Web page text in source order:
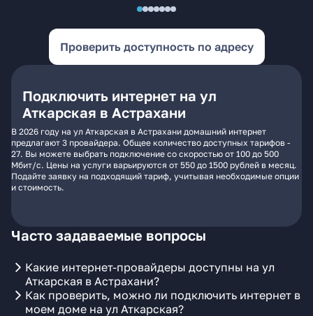
Проверить доступность по адресу
Подключить интернет на ул
Аткарская в Астрахани
В 2026 году на ул Аткарская в Астрахани домашний интернет
предлагают 3 провайдера. Общее количество доступных тарифов -
27. Вы можете выбрать подключение со скоростью от 100 до 500
Мбит/с. Цены на услуги варьируются от 550 до 1500 рублей в месяц.
Подайте заявку на подходящий тариф, учитывая необходимые опции
и стоимость.
Часто задаваемые вопросы
Какие интернет-провайдеры доступны на ул
Аткарская в Астрахани?
Как проверить, можно ли подключить интернет в
моем доме на ул Аткарская?